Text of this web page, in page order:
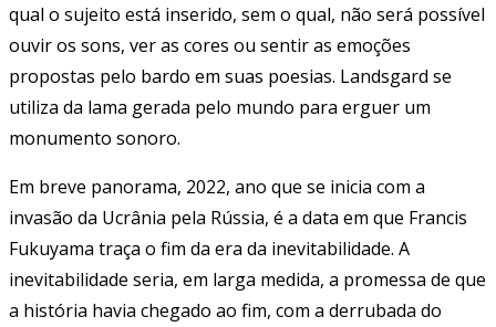
qual o sujeito está inserido, sem o qual, não será possível
ouvir os sons, ver as cores ou sentir as emoções
propostas pelo bardo em suas poesias. Landsgard se
utiliza da lama gerada pelo mundo para erguer um
monumento sonoro.
Em breve panorama, 2022, ano que se inicia com a
invasão da Ucrânia pela Rússia, é a data em que Francis
Fukuyama traça o fim da era da inevitabilidade. A
inevitabilidade seria, em larga medida, a promessa de que
a história havia chegado ao fim, com a derrubada do